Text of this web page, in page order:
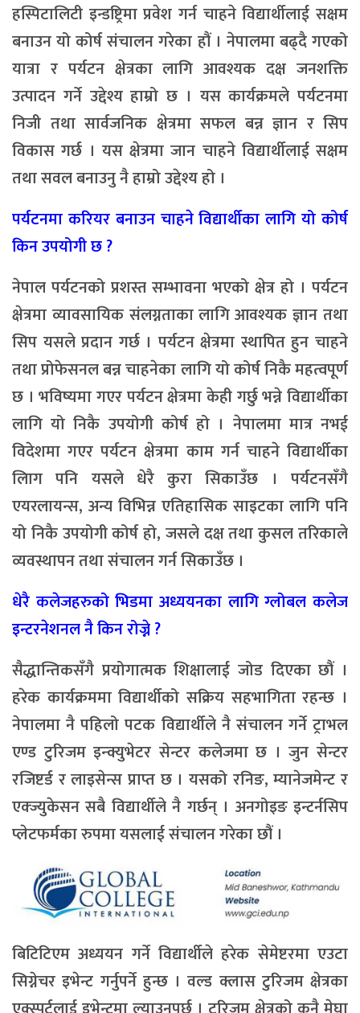
हस्पिटालिटी इन्डष्ट्रिमा प्रवेश गर्न चाहने विद्यार्थीलाई सक्षम
बनाउन यो कोर्ष संचालन गरेका हौं । नेपालमा बढ्दै गएको
यात्रा र पर्यटन क्षेत्रका लागि आवश्यक दक्ष जनशक्ति
उत्पादन गर्ने उद्देश्य हाम्रो छ । यस कार्यक्रमले पर्यटनमा
निजी तथा सार्वजनिक क्षेत्रमा सफल बन्न ज्ञान र सिप
विकास गर्छ । यस क्षेत्रमा जान चाहने विद्यार्थीलाई सक्षम
तथा सवल बनाउनु नै हाम्रो उद्देश्य हो ।
पर्यटनमा करियर बनाउन चाहने विद्यार्थीका लागि यो कोर्ष
किन उपयोगी छ ?
नेपाल पर्यटनको प्रशस्त सम्भावना भएको क्षेत्र हो । पर्यटन
क्षेत्रमा व्यावसायिक संलग्नताका लागि आवश्यक ज्ञान तथा
सिप यसले प्रदान गर्छ । पर्यटन क्षेत्रमा स्थापित हुन चाहने
तथा प्रोफेसनल बन्न चाहनेका लागि यो कोर्ष निकै महत्वपूर्ण
छ । भविष्यमा गएर पर्यटन क्षेत्रमा केही गर्छु भन्ने विद्यार्थीका
लागि यो निकै उपयोगी कोर्ष हो । नेपालमा मात्र नभई
विदेशमा गएर पर्यटन क्षेत्रमा काम गर्न चाहने विद्यार्थीका
लािग पनि यसले धेरै कुरा सिकाउँछ । पर्यटनसँगै
एयरलायन्स, अन्य विभिन्न एतिहासिक साइटका लागि पनि
यो निकै उपयोगी कोर्ष हो, जसले दक्ष तथा कुसल तरिकाले
व्यवस्थापन तथा संचालन गर्न सिकाउँछ ।
धेरै कलेजहरुको भिडमा अध्ययनका लागि ग्लोबल कलेज
इन्टरनेशनल नै किन रोज्ने ?
सैद्धान्तिकसँगै प्रयोगात्मक शिक्षालाई जोड दिएका छौं ।
हरेक कार्यक्रममा विद्यार्थीको सक्रिय सहभागिता रहन्छ ।
नेपालमा नै पहिलो पटक विद्यार्थीले नै संचालन गर्ने ट्राभल
एण्ड टुरिजम इन्क्युभेटर सेन्टर कलेजमा छ । जुन सेन्टर
रजिष्टर्ड र लाइसेन्स प्राप्त छ । यसको रनिङ, म्यानेजमेन्ट र
एक्ज्युकेसन सबै विद्यार्थीले नै गर्छन् । अनगोइङ इन्टर्नसिप
प्लेटफर्मका रुपमा यसलाई संचालन गरेका छौं ।
बिटिटिएम अध्ययन गर्ने विद्यार्थीले हरेक सेमेष्टरमा एउटा
सिग्नेचर इभेन्ट गर्नुपर्ने हुन्छ । वल्ड क्लास टुरिजम क्षेत्रका